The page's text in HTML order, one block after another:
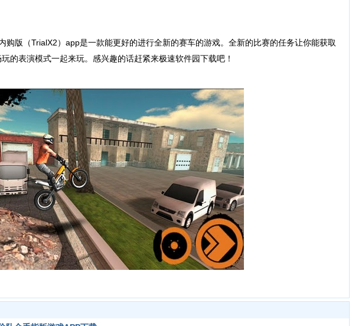
版（TrialX2）app是一款能更好的进行全新的赛车的游戏。全新的比赛的任务让你能获取
的表演模式一起来玩。感兴趣的话赶紧来极速软件园下载吧！